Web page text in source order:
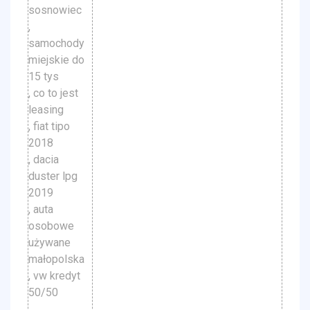
sosnowiec
,
samochody
miejskie do
15 tys
, co to jest
leasing
, fiat tipo
2018
, dacia
duster lpg
2019
, auta
osobowe
używane
małopolska
, vw kredyt
50/50